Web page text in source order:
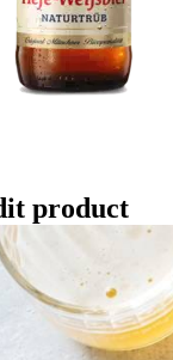
product